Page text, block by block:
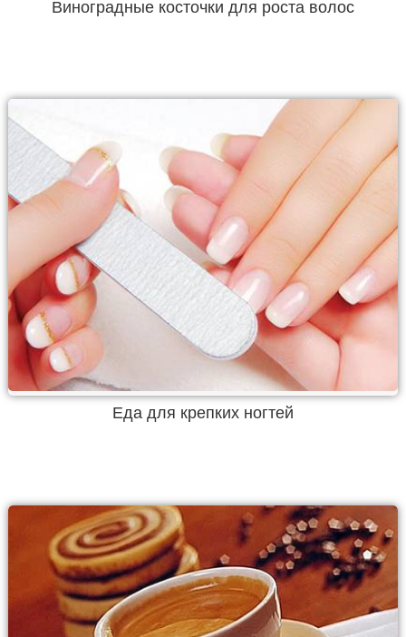
Виноградные косточки для роста волос
Еда для крепких ногтей